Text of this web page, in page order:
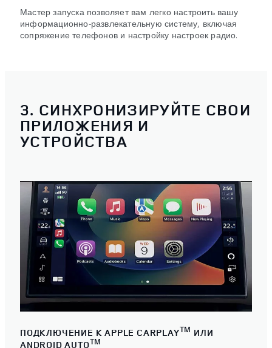
Мастер запуска позволяет вам легко настроить вашу
информационно-развлекательную систему, включая
сопряжение телефонов и настройку настроек радио.
3. СИНХРОНИЗИРУЙТЕ СВОИ
ПРИЛОЖЕНИЯ И
УСТРОЙСТВА
ПОДКЛЮЧЕНИЕ К APPLE CARPLAYTM ИЛИ
ANDROID AUTOTM